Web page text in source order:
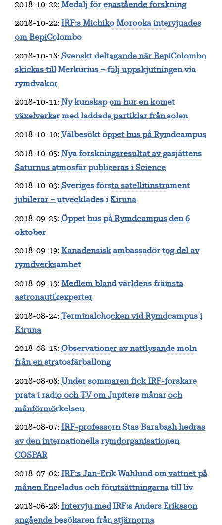
2018-10-22: Medalj för enastående forskning
2018-10-22: IRF:s Michiko Morooka intervjuades
om BepiColombo
2018-10-18: Svenskt deltagande när BepiColombo
skickas till Merkurius – följ uppskjutningen via
rymdvakor
2018-10-11: Ny kunskap om hur en komet
växelverkar med laddade partiklar från solen
2018-10-10: Välbesökt öppet hus på Rymdcampus
2018-10-05: Nya forskningsresultat av gasjättens
Saturnus atmosfär publiceras i Science
2018-10-03: Sveriges första satellitinstrument
jubilerar – utvecklades i Kiruna
2018-09-25: Öppet hus på Rymdcampus den 6
oktober
2018-09-19: Kanadensisk ambassadör tog del av
rymdverksamhet
2018-09-13: Medlem bland världens främsta
astronautikexperter
2018-08-24: Terminalchocken vid Rymdcampus i
Kiruna
2018-08-15: Observationer av nattlysande moln
från en stratosfärballong
2018-08-08: Under sommaren fick IRF-forskare
prata i radio och TV om Jupiters månar och
månförmörkelsen
2018-08-07: IRF-professorn Stas Barabash hedras
av den internationella rymdorganisationen
COSPAR
2018-07-02: IRF:s Jan-Erik Wahlund om vattnet på
månen Enceladus och förutsättningarna till liv
2018-06-28: Intervju med IRF:s Anders Eriksson
angående besökaren från stjärnorna